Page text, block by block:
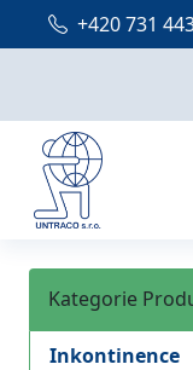
+420 731
Kategorie
Inkontinence